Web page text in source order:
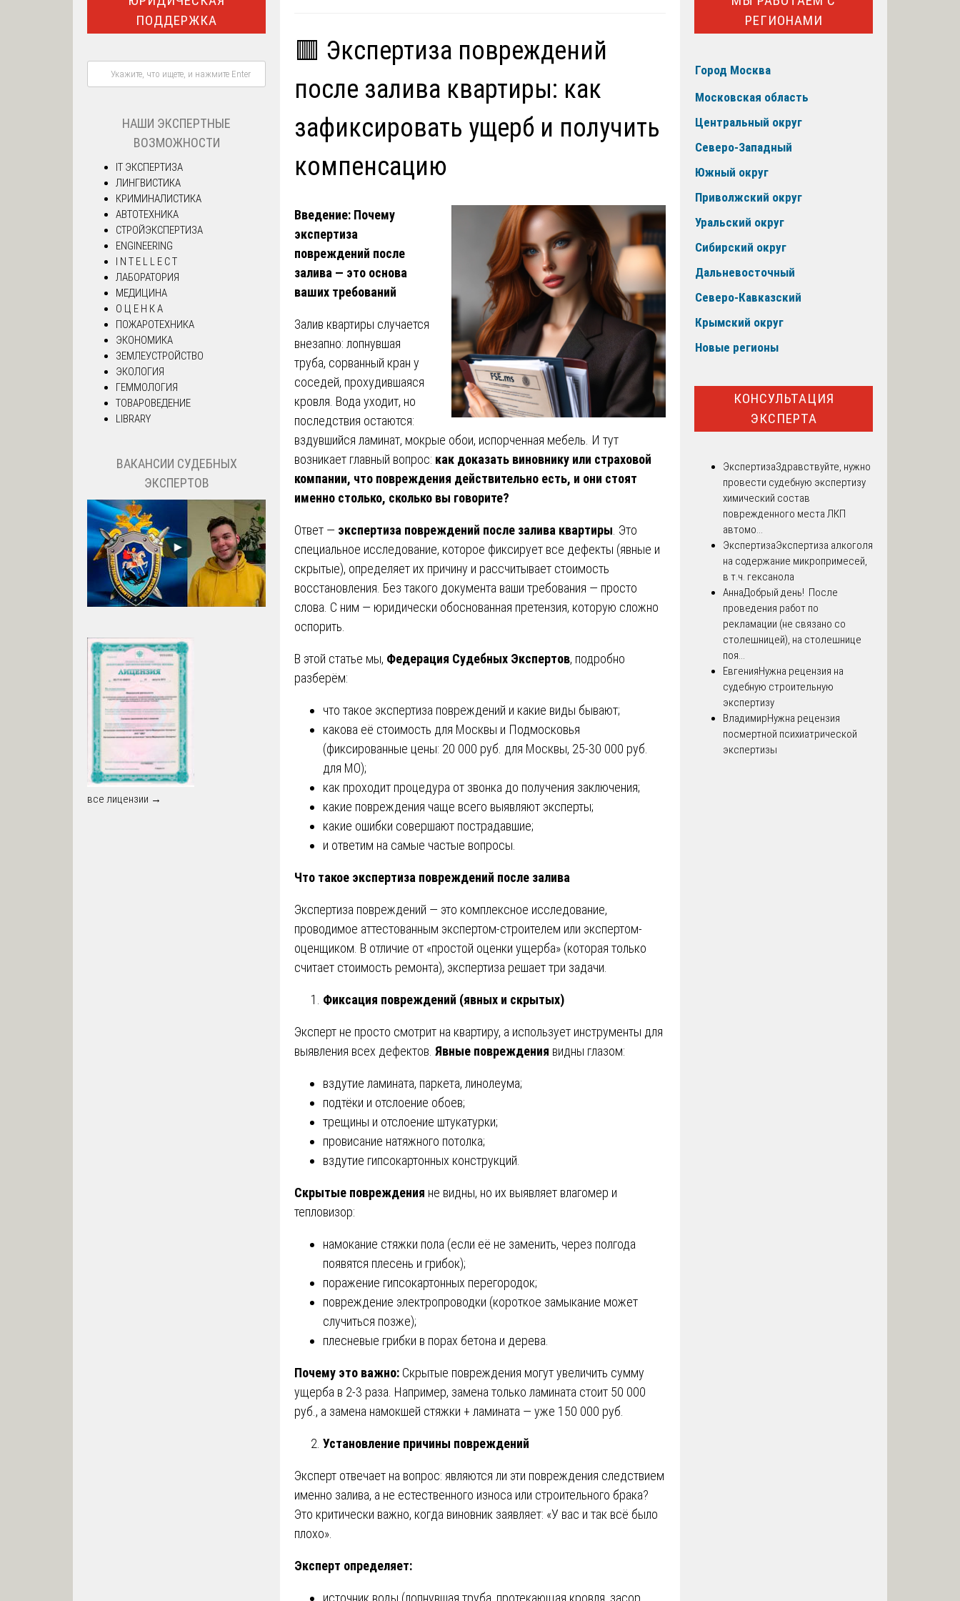
🟥 Экспертиза повреждений
после залива квартиры: как
зафиксировать ущерб и получить
компенсацию
Введение: Почему
экспертиза
повреждений после
залива — это основа
ваших требований
Залив квартиры случается
внезапно: лопнувшая
труба, сорванный кран у
соседей, прохудившаяся
кровля. Вода уходит, но
последствия остаются:
вздувшийся ламинат, мокрые обои, испорченная мебель. И тут
возникает главный вопрос: как доказать виновнику или страховой
компании, что повреждения действительно есть, и они стоят
именно столько, сколько вы говорите?
Ответ — экспертиза повреждений после залива квартиры . Это
специальное исследование, которое фиксирует все дефекты (явные и
скрытые), определяет их причину и рассчитывает стоимость
восстановления. Без такого документа ваши требования — просто
слова. С ним — юридически обоснованная претензия, которую сложно
оспорить.
В этой статье мы, Федерация Судебных Экспертов, подробно
разберём:
что такое экспертиза повреждений и какие виды бывают;
какова её стоимость для Москвы и Подмосковья
(фиксированные цены: 20 000 руб. для Москвы, 25-30 000 руб.
для МО);
как проходит процедура от звонка до получения заключения;
какие повреждения чаще всего выявляют эксперты;
какие ошибки совершают пострадавшие;
и ответим на самые частые вопросы.
Что такое экспертиза повреждений после залива
Экспертиза повреждений — это комплексное исследование,
проводимое аттестованным экспертом-строителем или экспертом-
оценщиком. В отличие от «простой оценки ущерба» (которая только
считает стоимость ремонта), экспертиза решает три задачи.
Фиксация повреждений (явных и скрытых)
Эксперт не просто смотрит на квартиру, а использует инструменты для
выявления всех дефектов. Явные повреждения видны глазом:
вздутие ламината, паркета, линолеума;
подтёки и отслоение обоев;
трещины и отслоение штукатурки;
провисание натяжного потолка;
вздутие гипсокартонных конструкций.
Скрытые повреждения не видны, но их выявляет влагомер и
тепловизор:
намокание стяжки пола (если её не заменить, через полгода
появятся плесень и грибок);
поражение гипсокартонных перегородок;
повреждение электропроводки (короткое замыкание может
случиться позже);
плесневые грибки в порах бетона и дерева.
Почему это важно: Скрытые повреждения могут увеличить сумму
ущерба в 2-3 раза. Например, замена только ламината стоит 50 000
руб., а замена намокшей стяжки + ламината — уже 150 000 руб.
Установление причины повреждений
Эксперт отвечает на вопрос: являются ли эти повреждения следствием
именно залива, а не естественного износа или строительного брака?
Это критически важно, когда виновник заявляет: «У вас и так всё было
плохо».
Эксперт определяет:
источник воды (лопнувшая труба, протекающая кровля, засор
ПОДДЕРЖКА
НАШИ ЭКСПЕРТНЫЕ
ВОЗМОЖНОСТИ
IT ЭКСПЕРТИЗА
ЛИНГВИСТИКА
КРИМИНАЛИСТИКА
АВТОТЕХНИКА
СТРОЙЭКСПЕРТИЗА
ENGINEERING
I N T E L L E C T
ЛАБОРАТОРИЯ
МЕДИЦИНА
О Ц Е Н К А
ПОЖАРОТЕХНИКА
ЭКОНОМИКА
ЗЕМЛЕУСТРОЙСТВО
ЭКОЛОГИЯ
ГЕММОЛОГИЯ
ТОВАРОВЕДЕНИЕ
LIBRARY
ВАКАНСИИ СУДЕБНЫХ
ЭКСПЕРТОВ
все лицензии →
РЕГИОНАМИ
Город Москва
Московская область
Центральный округ
Северо-Западный
Южный округ
Приволжский округ
Уральский округ
Сибирский округ
Дальневосточный
Северо-Кавказский
Крымский округ
Новые регионы
КОНСУЛЬТАЦИЯ
ЭКСПЕРТА
ЭкспертизаЗдравствуйте, нужно
провести судебную экспертизу
химический состав
поврежденного места ЛКП
автомо...
ЭкспертизаЭкспертиза алкоголя
на содержание микропримесей,
в т.ч. гексанола
АннаДобрый день! После
проведения работ по
рекламации (не связано со
столешницей), на столешнице
поя...
ЕвгенияНужна рецензия на
судебную строительную
экспертизу
ВладимирНужна рецензия
посмертной психиатрической
экспертизы